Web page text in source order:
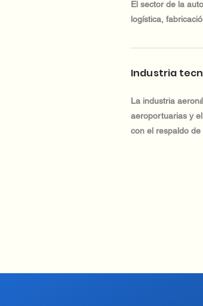
El sector de la
logística,
Industria
La industria
aeroportuarias y
con el respaldo